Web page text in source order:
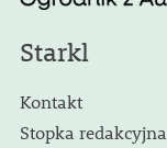
Starkl
Kontakt
Stopka redakcyjna